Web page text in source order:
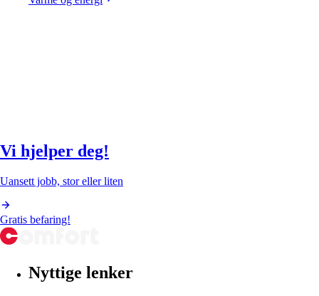
Vi hjelper deg!
Uansett jobb, stor eller liten
Gratis befaring!
Nyttige lenker